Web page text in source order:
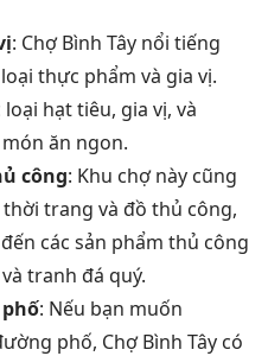
: Chợ Bình Tây nổi tiếng
thực phẩm và gia vị.
hạt tiêu, gia vị, và
ăn ngon.
công: Khu chợ này cũng
trang và đồ thủ công,
các sản phẩm thủ công
tranh đá quý.
: Nếu bạn muốn
phố, Chợ Bình Tây có